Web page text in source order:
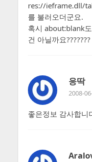
res://ieframe.dll/
를 불러오더군요.
혹시 about:blank
건 아닐까요???????
응딱
2008-
좋은정보 감사합니